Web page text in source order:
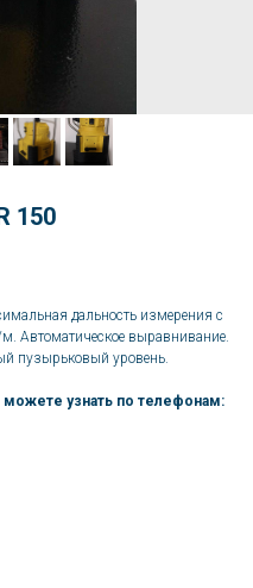
150
дальность измерения с
Автоматическое выравнивание.
пузырьковый уровень.
узнать по телефонам: